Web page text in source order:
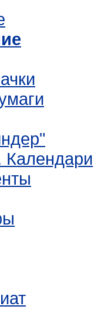
Календари